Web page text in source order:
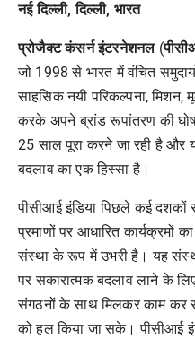
नई दिल्ली, दिल्ली, भारत
प्रोजैक्ट कंसर्न इंटरनेशनल(
जो 1998 से भारत में वंचित
साहसिक नयी परिकल्पना, मिशन,
करके अपने ब्रांड रूपांतरण की
25 साल पूरा करने जा रही है
बदलाव का एक हिस्सा है।
पीसीआई इंडिया पिछले कई
प्रमाणों पर आधारित कार्यक्रमों
संस्था के रूप में उभरी है। यह
पर सकारात्मक बदलाव लाने के
संगठनों के साथ मिलकर काम कर
को हल किया जा सके। पीसीआई